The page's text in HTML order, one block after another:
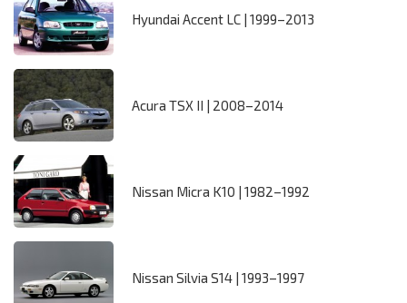
Hyundai Accent LC | 1999–2013
Acura TSX II | 2008–2014
Nissan Micra K10 | 1982–1992
Nissan Silvia S14 | 1993–1997